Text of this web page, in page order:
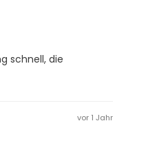
schnell, die
vor 1 Jahr